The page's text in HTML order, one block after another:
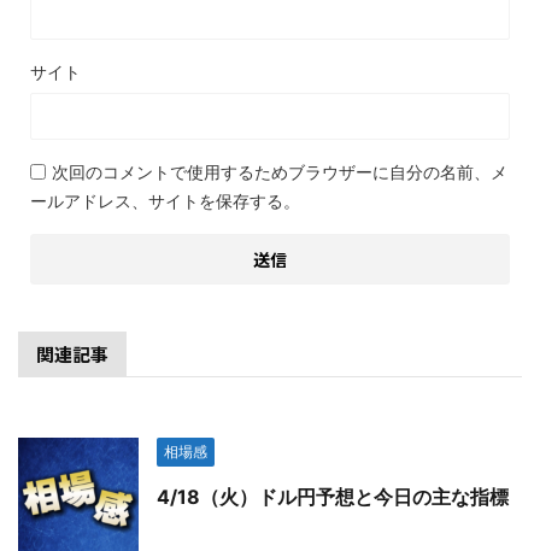
サイト
次回のコメントで使用するためブラウザーに自分の名前、メ
ールアドレス、サイトを保存する。
関連記事
相場感
4/18（火）ドル円予想と今日の主な指標